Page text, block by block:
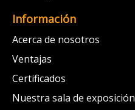
Información
Acerca de nosotros
Ventajas
Certificados
Nuestra sala de exposición